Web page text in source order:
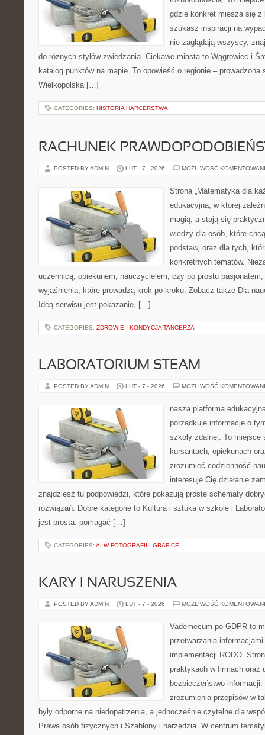
gdzie konkret miesza się
szukasz inspiracji na
nie zaglądają wszyscy,
do różnych stylów zwiedzania. Ciekawe miasta to Wągrowiec i
katalog punktów na mapie. To opowieść o regionie – prowadzona
Wielkopolska […]
CATEGORIES: HISTORIA HARCERSTWA
RACHUNEK
POSTED BY ADMIN LUT - 7 - 2026 MOŻLIWOŚĆ
Strona „Matematyka dla
edukacyjna, w której
magią, a stają się
wiedzy dla osób, które
podstaw, oraz dla tych,
konkretnych tematów.
uczennicą, opiekunem, nauczycielem, czy po prostu
wyjaśnienia, które prowadzą krok po kroku. Zobacz także Dla
Ideą serwisu jest pokazanie, […]
CATEGORIES: ZDROWIE I KONDYCJA TANCERZA
LABORATORIUM STEAM
POSTED BY ADMIN LUT - 7 - 2026 MOŻLIWOŚĆ
nasza platforma
porządkuje informacje o
szkoły zdalnej. To
kursantach, opiekunach
zrozumieć codzienność
interesuje Cię działanie
znajdziesz tu podpowiedzi, które pokazują proste schematy
rozwiązań. Dobre kategorie to Kultura i sztuka w szkole i
jest prosta: pomagać […]
CATEGORIES: AI W FOTOGRAFII I GRAFICE
KARY I NARUSZENIA
POSTED BY ADMIN LUT - 7 - 2026 MOŻLIWOŚĆ
Vademecum po GDPR to
przetwarzania
implementacji RODO.
praktykach w firmach oraz
bezpieczeństwo informacji.
zrozumienia przepisów w
były odporne na niedopatrzenia, a jednocześnie czytelne dla
Prawa osób fizycznych i Szablony i narzędzia. W centrum